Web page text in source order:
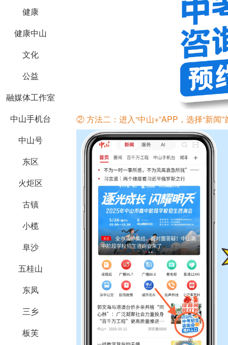
健康
健康中山
文化
公益
融媒体工作室
中山手机台
中山号
东区
火炬区
古镇
小榄
阜沙
五桂山
东凤
三乡
板芙
② 方法二： 进入“中山+”APP，选择“新闻”